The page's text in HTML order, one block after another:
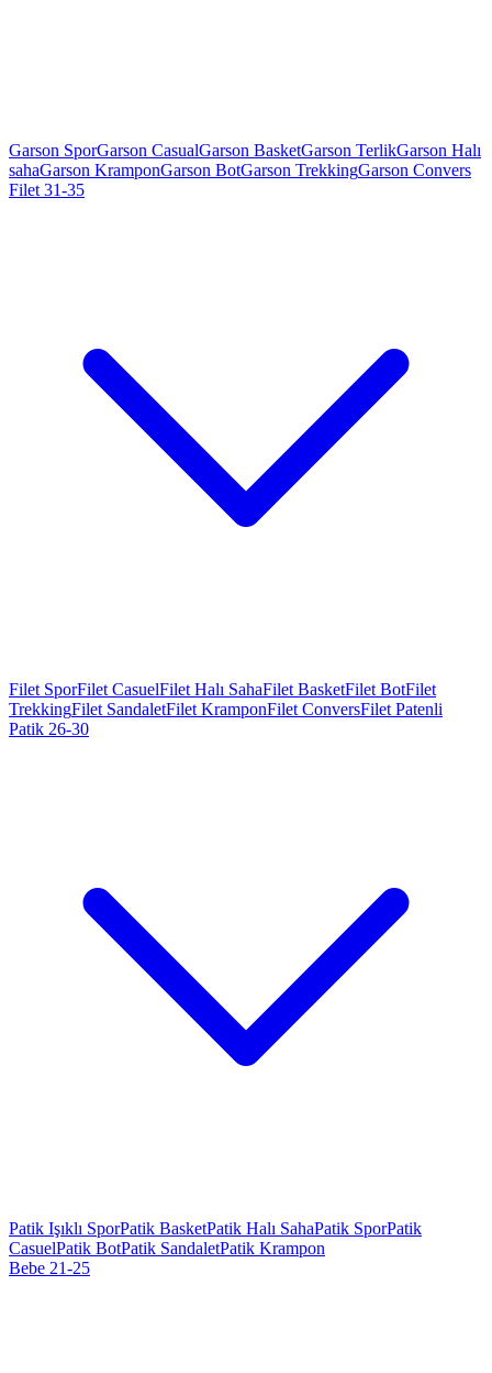
Garson SporGarson CasualGarson BasketGarson TerlikGarson Halı
sahaGarson KramponGarson BotGarson TrekkingGarson Convers
Filet 31-35
Filet SporFilet CasuelFilet Halı SahaFilet BasketFilet BotFilet
TrekkingFilet SandaletFilet KramponFilet ConversFilet Patenli
Patik 26-30
Patik Işıklı SporPatik BasketPatik Halı SahaPatik SporPatik
CasuelPatik BotPatik SandaletPatik Krampon
Bebe 21-25